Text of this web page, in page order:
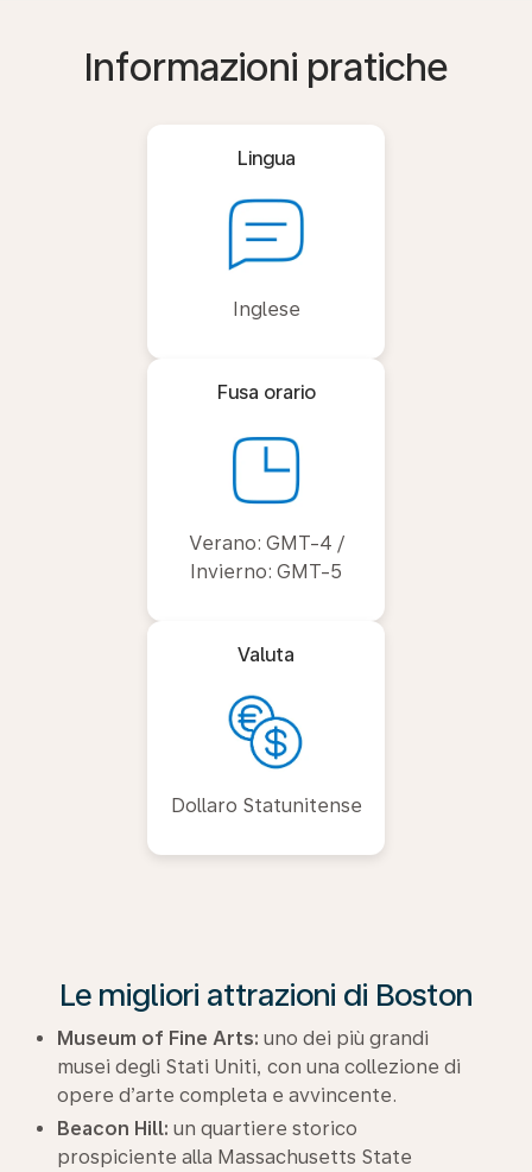
Informazioni pratiche
Lingua
Inglese
Fusa orario
Verano: GMT-4 /
Invierno: GMT-5
Valuta
Dollaro Statunitense
Le migliori attrazioni di Boston
Museum of Fine Arts: uno dei più grandi
musei degli Stati Uniti, con una collezione di
opere d’arte completa e avvincente.
Beacon Hill: un quartiere storico
prospiciente alla Massachusetts State